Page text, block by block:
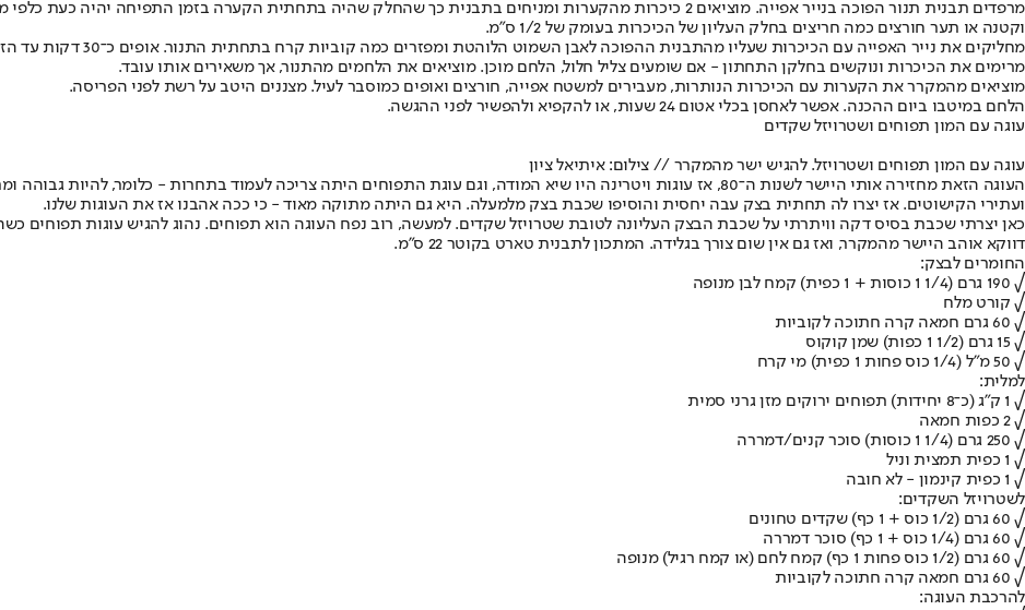
וקטנה או תער חורצים כמה חריצים בחלק העליון של הכיכרות בעומק של 1/2 ס"מ.
מרימים את הכיכרות ונוקשים בחלקן התחתון - אם שומעים צליל חלול, הלחם מוכן. מוציאים את הלחמים מהתנור, אך משאירים אותו עובד.
מוציאים מהמקרר את הקערות עם הכיכרות הנותרות, מעבירים למשטח אפייה, חורצים ואופים כמוסבר לעיל. מצננים היטב על רשת לפני הפריסה.
הלחם במיטבו ביום ההכנה. אפשר לאחסן בכלי אטום 24 שעות, או להקפיא ולהפשיר לפני ההגשה.
עוגה עם המון תפוחים ושטרויזל שקדים
עוגה עם המון תפוחים ושטרויזל. להגיש ישר מהמקרר // צילום: איתיאל ציון
העוגה הזאת מחזירה אותי היישר לשנות ה־80, אז עוגות ויטרינה היו שיא המודה, וגם עוגת התפוחים היתה צריכה לעמוד בתחרות -
ועתירי הקישוטים. אז יצרו לה תחתית בצק עבה יחסית והוסיפו שכבת בצק מלמעלה. היא גם היתה מתוקה מאוד - כי ככה אהבנו אז את העוגות שלנו.
כאן יצרתי שכבת בסיס דקה וויתרתי על שכבת הבצק העליונה לטובת שטרויזל שקדים. למעשה, רוב נפח העוגה הוא תפוחים. נהוג להגיש עוגות תפוחים
דווקא אוהב היישר מהמקרר, ואז גם אין שום צורך בגלידה. המתכון לתבנית טארט בקוטר 22 ס"מ.
החומרים לבצק:
√ 190 גרם (1/4 1 כוסות + 1 כפית) קמח לבן מנופה
√ קורט מלח
√ 60 גרם חמאה קרה חתוכה לקוביות
√ 15 גרם (1/2 1 כפות) שמן קוקוס
√ 50 מ"ל (1/4 כוס פחות 1 כפית) מי קרח
למלית:
√ 1 ק"ג (כ־8 יחידות) תפוחים ירוקים מזן גרני סמית
√ 2 כפות חמאה
√ 250 גרם (1/4 1 כוסות) סוכר קנים/דמררה
√ 1 כפית תמצית וניל
√ 1 כפית קינמון - לא חובה
לשטרויזל השקדים:
√ 60 גרם (1/2 כוס + 1 כף) שקדים טחונים
√ 60 גרם (1/4 כוס + 1 כף) סוכר דמררה
√ 60 גרם (1/2 כוס פחות 1 כף) קמח לחם (או קמח רגיל) מנופה
√ 60 גרם חמאה קרה חתוכה לקוביות
להרכבת העוגה: